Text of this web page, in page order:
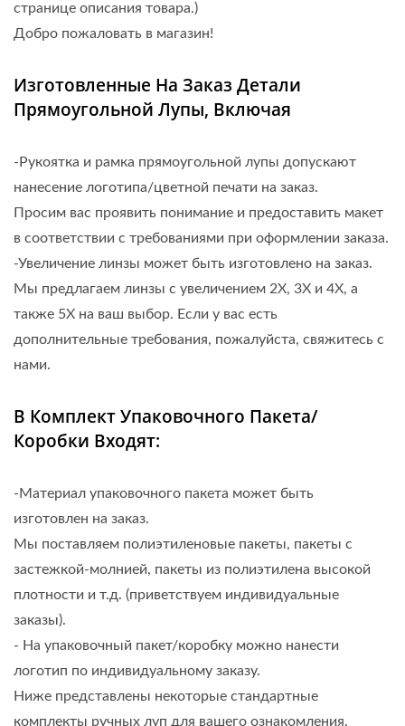
странице описания товара.)
Добро пожаловать в магазин!
Изготовленные На Заказ Детали
Прямоугольной Лупы, Включая
-Рукоятка и рамка прямоугольной лупы допускают
нанесение логотипа/цветной печати на заказ.
Просим вас проявить понимание и предоставить макет
в соответствии с требованиями при оформлении заказа.
-Увеличение линзы может быть изготовлено на заказ.
Мы предлагаем линзы с увеличением 2X, 3X и 4X, а
также 5X на ваш выбор. Если у вас есть
дополнительные требования, пожалуйста, свяжитесь с
нами.
В Комплект Упаковочного Пакета/
Коробки Входят:
-Материал упаковочного пакета может быть
изготовлен на заказ.
Мы поставляем полиэтиленовые пакеты, пакеты с
застежкой-молнией, пакеты из полиэтилена высокой
плотности и т.д. (приветствуем индивидуальные
заказы).
- На упаковочный пакет/коробку можно нанести
логотип по индивидуальному заказу.
Ниже представлены некоторые стандартные
комплекты ручных луп для вашего ознакомления.